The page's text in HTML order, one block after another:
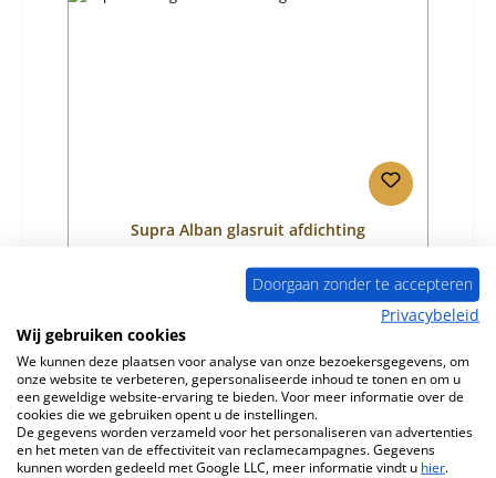
Supra Alban glasruit afdichting
Productnummer:01058509
Normale prijs:
€ 20,04
Levertijd ca. 7-8 weken
Details
Doorgaan zonder te accepteren
Privacybeleid
Wij gebruiken cookies
We kunnen deze plaatsen voor analyse van onze bezoekersgegevens, om
onze website te verbeteren, gepersonaliseerde inhoud te tonen en om u
een geweldige website-ervaring te bieden. Voor meer informatie over de
cookies die we gebruiken opent u de instellingen.
De gegevens worden verzameld voor het personaliseren van advertenties
en het meten van de effectiviteit van reclamecampagnes. Gegevens
kunnen worden gedeeld met Google LLC, meer informatie vindt u hier.